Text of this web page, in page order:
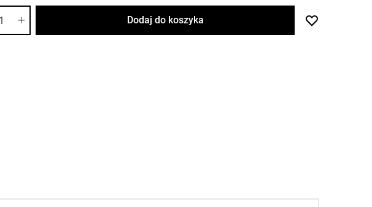
Dodaj do koszyka